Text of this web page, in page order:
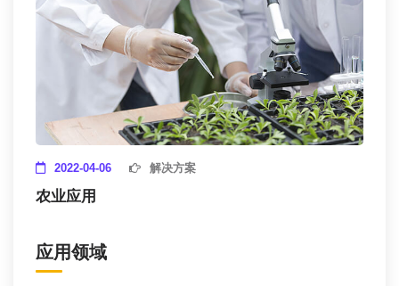
2022-04-06 解决方案
农业应用
应用领域